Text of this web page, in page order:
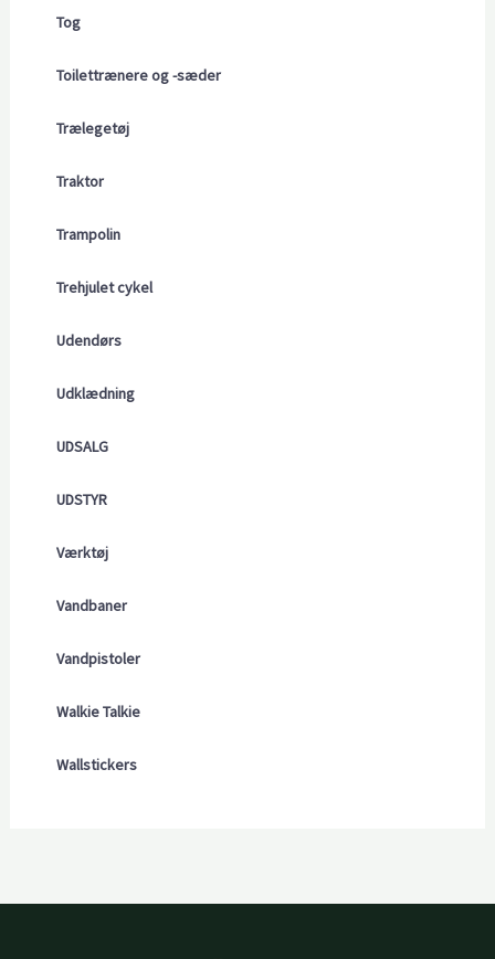
Tog
Toilettrænere og -sæder
Trælegetøj
Traktor
Trampolin
Trehjulet cykel
Udendørs
Udklædning
UDSALG
UDSTYR
Værktøj
Vandbaner
Vandpistoler
Walkie Talkie
Wallstickers